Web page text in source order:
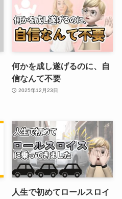
何かを成し遂げるのに、自
信なんて不要
2025年12月23日
人生で初めてロールスロイ